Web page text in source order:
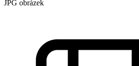
JPG obrázek